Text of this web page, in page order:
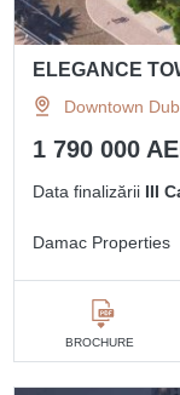
ELEGANCE
Downtown
1 790 000
Data finalizării III
Damac Properties
BROCHURE